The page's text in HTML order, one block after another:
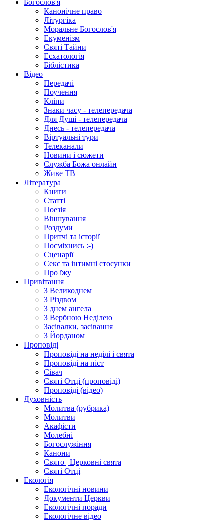
Богослов'я
Канонічне право
Літургіка
Моральне Богослов'я
Екуменізм
Святі Тайни
Есхатологія
Біблістика
Відео
Передачі
Поучення
Кліпи
Знаки часу - телепередача
Для Душі - телепередача
Днесь - телепередача
Віртуальні тури
Телеканали
Новини і сюжети
Служба Божа онлайн
Живе ТВ
Література
Книги
Статті
Поезія
Віншування
Роздуми
Притчі та історії
Посміхнись :-)
Сценарії
Секс та інтимні стосунки
Про їжу
Привітання
З Великоднем
З Різдвом
З днем ангела
З Вербною Неділею
Засівалки, засівання
З Йорданом
Проповіді
Проповіді на неділі і свята
Проповіді на піст
Сівач
Святі Отці (проповіді)
Проповіді (відео)
Духовність
Молитва (рубрика)
Молитви
Акафісти
Молебні
Богослужіння
Канони
Свято | Церковні свята
Святі Отці
Екологія
Екологічні новини
Документи Церкви
Екологічні поради
Екологічне відео